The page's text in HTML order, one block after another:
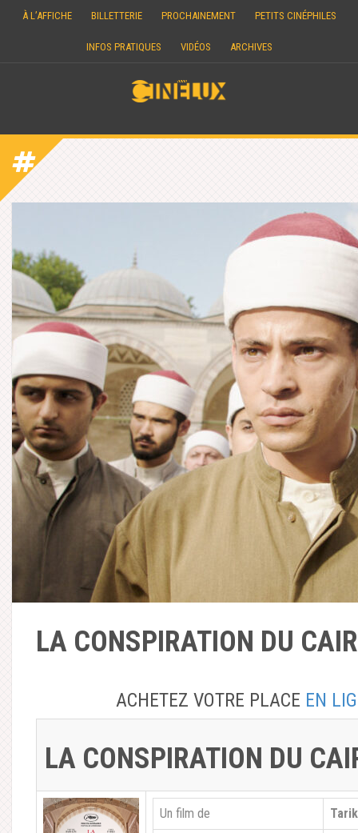
À L’AFFICHE BILLETTERIE PROCHAINEMENT PETITS CINÉPHILES
INFOS PRATIQUES VIDÉOS ARCHIVES
LA CONSPIRATION DU
ACHETEZ VOTRE PLACE EN
LA CONSPIRATION DU
Un film de